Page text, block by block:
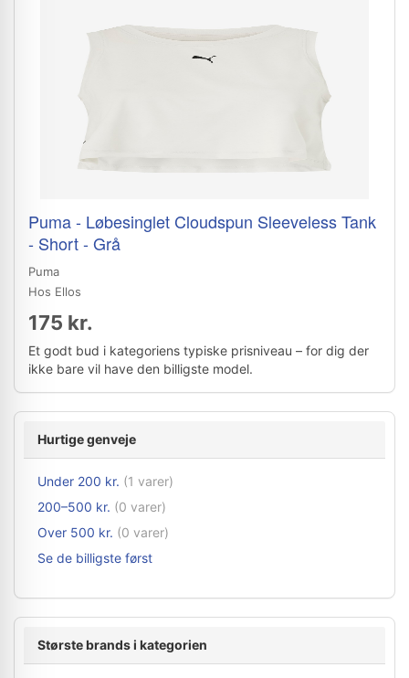
Puma - Løbesinglet Cloudspun Sleeveless Tank
- Short - Grå
Puma
Hos Ellos
175 kr.
Et godt bud i kategoriens typiske prisniveau – for dig der
ikke bare vil have den billigste model.
Hurtige genveje
Under 200 kr. (1 varer)
200–500 kr. (0 varer)
Over 500 kr. (0 varer)
Se de billigste først
Største brands i kategorien